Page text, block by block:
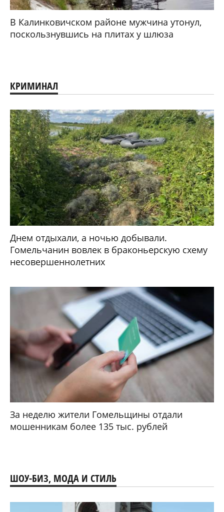
В Калинковичском районе мужчина утонул,
поскользнувшись на плитах у шлюза
КРИМИНАЛ
Днем отдыхали, а ночью добывали.
Гомельчанин вовлек в браконьерскую схему
несовершеннолетних
За неделю жители Гомельщины отдали
мошенникам более 135 тыс. рублей
ШОУ-БИЗ, МОДА И СТИЛЬ